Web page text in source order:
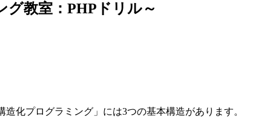
グ教室：PHPドリル～
化プログラミング」には3つの基本構造があります。